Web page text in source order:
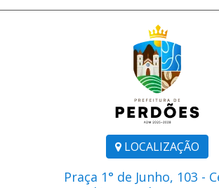
LOCALIZAÇÃO
Praça 1° de Junho, 103 -